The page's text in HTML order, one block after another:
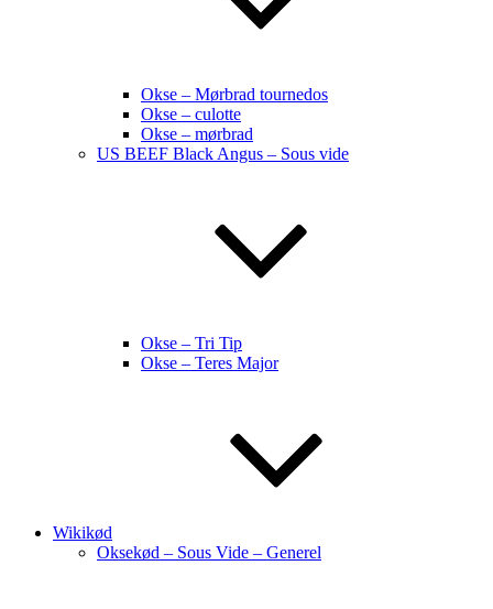
Okse – Mørbrad tournedos
Okse – culotte
Okse – mørbrad
US BEEF Black Angus – Sous vide
Okse – Tri Tip
Okse – Teres Major
Wikikød
Oksekød – Sous Vide – Generel